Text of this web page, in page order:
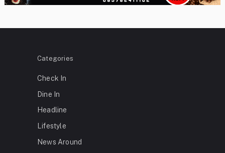
Categories
Check In
Dine In
Headline
Lifestyle
News Around